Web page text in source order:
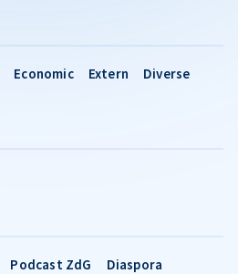
Economic Extern Diverse
Podcast ZdG
Diaspora